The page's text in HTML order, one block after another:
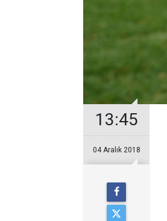
13:45
04 Aralık 2018